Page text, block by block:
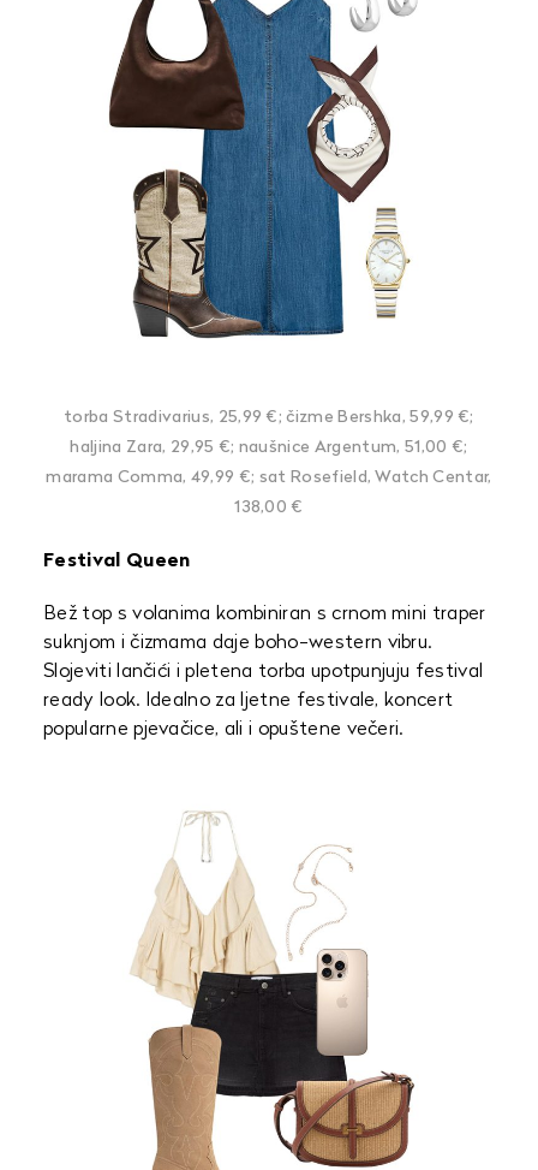
torba Stradivarius, 25,99 €; čizme Bershka, 59,99 €;
haljina Zara, 29,95 €; naušnice Argentum, 51,00 €;
marama Comma, 49,99 €; sat Rosefield, Watch Centar,
138,00 €
Festival Queen
Bež top s volanima kombiniran s crnom mini traper
suknjom i čizmama daje boho-western vibru.
Slojeviti lančići i pletena torba upotpunjuju festival
ready look. Idealno za ljetne festivale, koncert
popularne pjevačice, ali i opuštene večeri.